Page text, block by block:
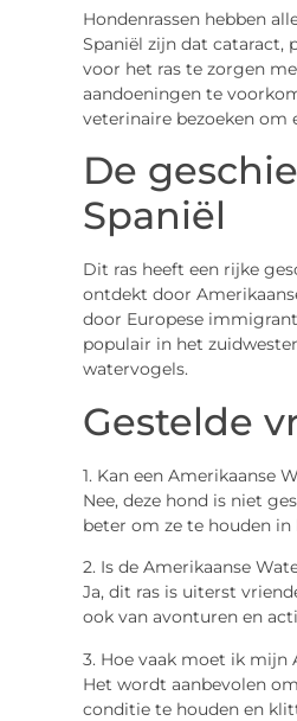
Hondenrassen hebben
Spaniël zijn dat cataract,
voor het ras te zorgen
aandoeningen te
veterinaire bezoeken om
De
Spaniël
Dit ras heeft een rijke
ontdekt door
door Europese
populair in het
watervogels.
Gestelde
1. Kan een Amerikaanse
Nee, deze hond is niet
beter om ze te houden
2. Is de Amerikaanse
Ja, dit ras is uiterst
ook van avonturen en
3. Hoe vaak moet ik mijn
Het wordt aanbevolen
conditie te houden en